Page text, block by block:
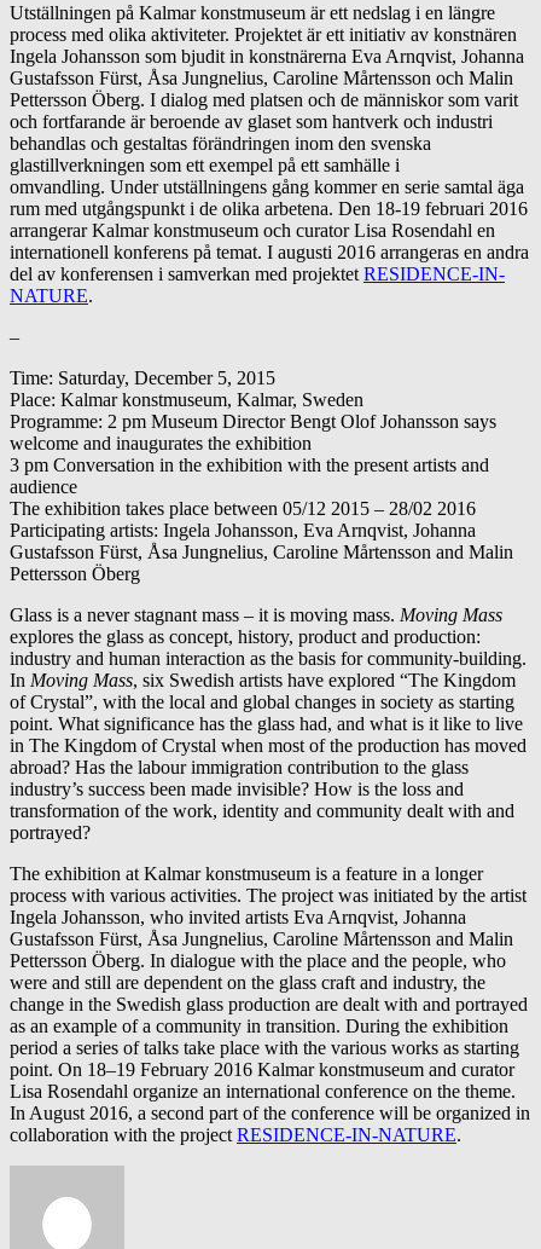
Utställningen på Kalmar konstmuseum är ett nedslag i en längre
process med olika aktiviteter. Projektet är ett initiativ av konstnären
Ingela Johansson som bjudit in konstnärerna Eva Arnqvist, Johanna
Gustafsson Fürst, Åsa Jungnelius, Caroline Mårtensson och Malin
Pettersson Öberg. I dialog med platsen och de människor som varit
och fortfarande är beroende av glaset som hantverk och industri
behandlas och gestaltas förändringen inom den svenska
glastillverkningen som ett exempel på ett samhälle i
omvandling. Under utställningens gång kommer en serie samtal äga
rum med utgångspunkt i de olika arbetena. Den 18-19 februari 2016
arrangerar Kalmar konstmuseum och curator Lisa Rosendahl en
internationell konferens på temat. I augusti 2016 arrangeras en andra
del av konferensen i samverkan med projektet RESIDENCE-IN-
NATURE.
–
Time: Saturday, December 5, 2015
Place: Kalmar konstmuseum, Kalmar, Sweden
Programme: 2 pm Museum Director Bengt Olof Johansson says
welcome and inaugurates the exhibition
3 pm Conversation in the exhibition with the present artists and
audience
The exhibition takes place between 05/12 2015 – 28/02 2016
Participating artists: Ingela Johansson, Eva Arnqvist, Johanna
Gustafsson Fürst, Åsa Jungnelius, Caroline Mårtensson and Malin
Pettersson Öberg
Glass is a never stagnant mass – it is moving mass. Moving Mass
explores the glass as concept, history, product and production:
industry and human interaction as the basis for community-building.
In Moving Mass, six Swedish artists have explored “The Kingdom
of Crystal”, with the local and global changes in society as starting
point. What significance has the glass had, and what is it like to live
in The Kingdom of Crystal when most of the production has moved
abroad? Has the labour immigration contribution to the glass
industry’s success been made invisible? How is the loss and
transformation of the work, identity and community dealt with and
portrayed?
The exhibition at Kalmar konstmuseum is a feature in a longer
process with various activities. The project was initiated by the artist
Ingela Johansson, who invited artists Eva Arnqvist, Johanna
Gustafsson Fürst, Åsa Jungnelius, Caroline Mårtensson and Malin
Pettersson Öberg. In dialogue with the place and the people, who
were and still are dependent on the glass craft and industry, the
change in the Swedish glass production are dealt with and portrayed
as an example of a community in transition. During the exhibition
period a series of talks take place with the various works as starting
point. On 18–19 February 2016 Kalmar konstmuseum and curator
Lisa Rosendahl organize an international conference on the theme.
In August 2016, a second part of the conference will be organized in
collaboration with the project RESIDENCE-IN-NATURE.